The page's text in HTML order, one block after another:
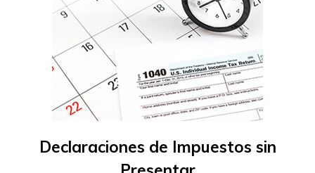
Declaraciones de Impuestos sin